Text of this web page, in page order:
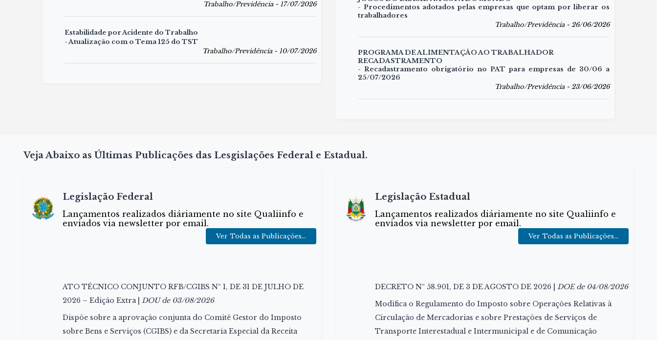
Trabalho/Previdência - 17/07/2026
Estabilidade por Acidente do Trabalho
- Atualização com o Tema 125 do TST
Trabalho/Previdência - 10/07/2026
- Procedimentos adotados pelas empresas que optam por liberar os
trabalhadores
Trabalho/Previdência - 26/06/2026
PROGRAMA DE ALIMENTAÇÃO AO TRABALHADOR
RECADASTRAMENTO
- Recadastramento obrigatório no PAT para empresas de 30/06 a
25/07/2026
Trabalho/Previdência - 23/06/2026
Veja Abaixo as Últimas Publicações das Lesgislações Federal e Estadual.
Legislação Federal
Lançamentos realizados diáriamente no site Qualiinfo e
enviados via newsletter por email.
Ver Todas as Publicações...
ATO TÉCNICO CONJUNTO RFB/CGIBS Nº 1, DE 31 DE JULHO DE
2026 – Edição Extra | DOU de 03/08/2026
Dispõe sobre a aprovação conjunta do Comitê Gestor do Imposto
sobre Bens e Serviços (CGIBS) e da Secretaria Especial da Receita
Legislação Estadual
Lançamentos realizados diáriamente no site Qualiinfo e
enviados via newsletter por email.
Ver Todas as Publicações...
DECRETO Nº 58.901, DE 3 DE AGOSTO DE 2026 | DOE de 04/08/2026
Modifica o Regulamento do Imposto sobre Operações Relativas à
Circulação de Mercadorias e sobre Prestações de Serviços de
Transporte Interestadual e Intermunicipal e de Comunicação